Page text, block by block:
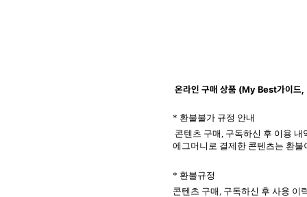
온라인 구매 상품 (My Best가이드
* 환불불가 규정 안내
콘텐츠 구매, 구독하신 후 이용 내
에그머니로 결제한 콘텐츠는 환
* 환불규정
콘텐츠 구매, 구독하신 후 사용 이